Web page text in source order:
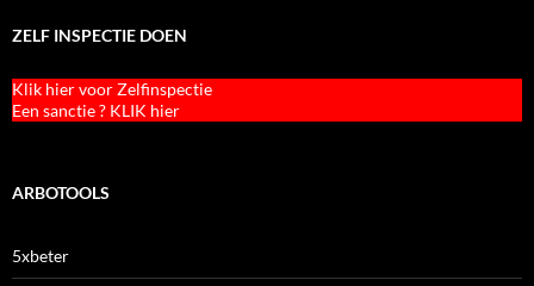
ZELF INSPECTIE DOEN
Klik hier voor Zelfinspectie
Een sanctie ? KLIK hier
ARBOTOOLS
5xbeter